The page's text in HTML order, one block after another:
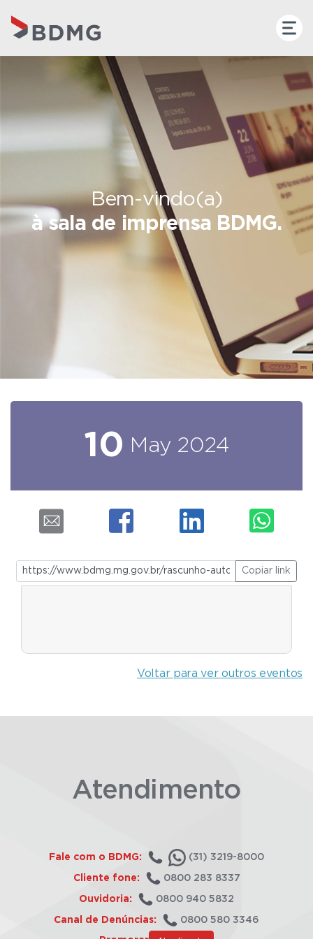
Bem-vindo(a)
à sala de imprensa BDMG.
10 May 2024
Copiar link
Voltar para ver outros eventos
Atendimento
Fale com o BDMG: (31) 3219-8000
Cliente fone: 0800 283 8337
Ouvidoria: 0800 940 5832
Canal de Denúncias: 0800 580 3346